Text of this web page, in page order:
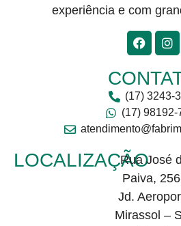
experiência e com
(17) 3243-
(17) 98192-
LOCALIZAÇÃO
Rua José
Paiva,
Jd.
Mirassol –